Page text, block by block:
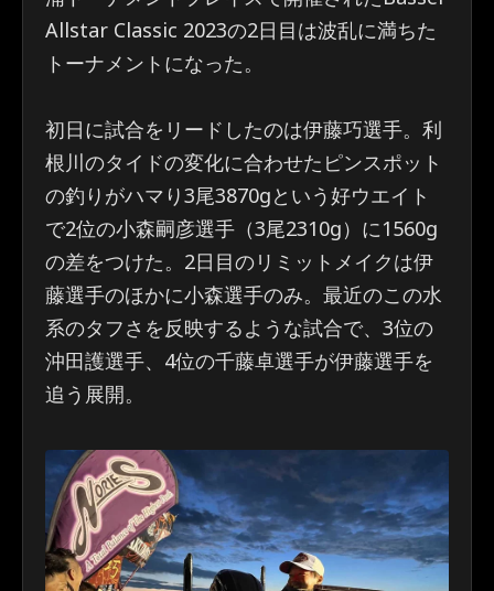
Allstar Classic 2023の2日目は波乱に満ちた
トーナメントになった。
初日に試合をリードしたのは伊藤巧選手。利
根川のタイドの変化に合わせたピンスポット
の釣りがハマり3尾3870gという好ウエイト
で2位の小森嗣彦選手（3尾2310g）に1560g
の差をつけた。2日目のリミットメイクは伊
藤選手のほかに小森選手のみ。最近のこの水
系のタフさを反映するような試合で、3位の
沖田護選手、4位の千藤卓選手が伊藤選手を
追う展開。